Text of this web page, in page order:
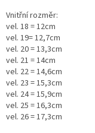
Vnitřní rozměr:
vel. 18 = 12cm
vel. 19= 12,7cm
vel. 20 = 13,3cm
vel. 21 = 14cm
vel. 22 = 14,6cm
vel. 23 = 15,3cm
vel. 24 = 15,9cm
vel. 25 = 16,3cm
vel. 26 = 17,3cm